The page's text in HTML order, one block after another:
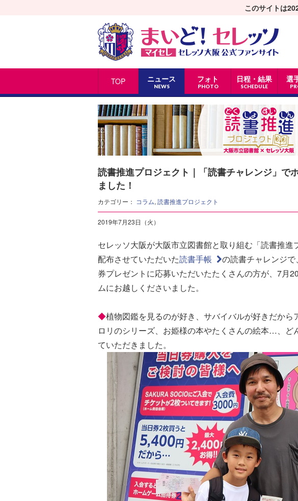
TOP ニュース
NEWS
フォト
PHOTO
日程・結果
SCHEDULE
選
このサイトは
読書推進プロジェクト｜「読書チャレンジ」で
ました！
カテゴリー： コラム, 読書推進プロジェクト
2019年7月23日（火）
セレッソ大阪が大阪市立図書館と取り組む「読書推進
配布させていただいた読書手帳
の読書チャレンジ
券プレゼントに応募いただいたたくさんの方が、7月
ムにお越しくださいました。
◆植物図鑑を見るのが好き、サバイバルが好きだか
ロリのシリーズ、お姫様の本やたくさんの絵本…、ど
ていただきました。